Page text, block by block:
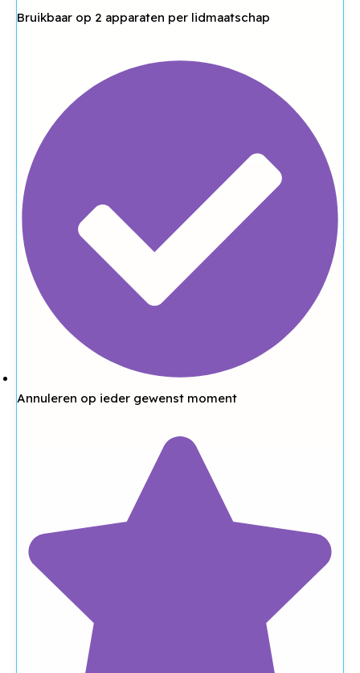
Bruikbaar op 2 apparaten per lidmaatschap
Annuleren op ieder gewenst moment